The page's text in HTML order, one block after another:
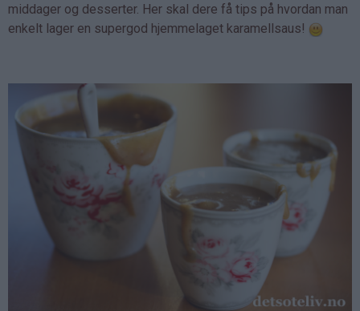
middager og desserter. Her skal dere få tips på hvordan man
enkelt lager en supergod hjemmelaget karamellsaus!